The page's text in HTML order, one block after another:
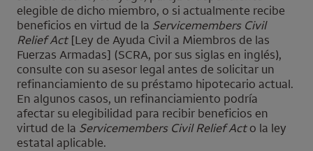
elegible de dicho miembro, o si actualmente recibe
beneficios en virtud de la Servicemembers Civil
Relief Act[Ley de Ayuda Civil a Miembros de las
Fuerzas Armadas] (SCRA, por sus siglas en inglés),
consulte con su asesor legal antes de solicitar un
refinanciamiento de su préstamo hipotecario actual.
En algunos casos, un refinanciamiento podría
afectar su elegibilidad para recibir beneficios en
virtud de la Servicemembers Civil Relief Acto la ley
estatal aplicable.